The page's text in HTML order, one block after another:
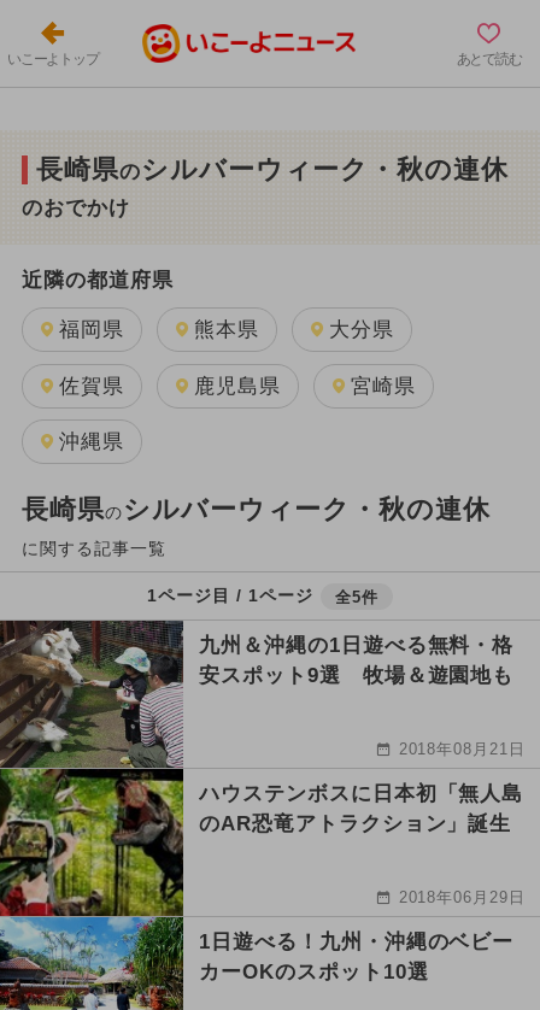
いこーよトップ あとで読む
長崎県のシルバーウィーク・秋の連休
のおでかけ
近隣の都道府県
福岡県 熊本県 大分県
佐賀県 鹿児島県 宮崎県
沖縄県
長崎県のシルバーウィーク・秋の連休
に関する記事一覧
1ページ目 / 1ページ 全5件
九州＆沖縄の1日遊べる無料・格
安スポット9選 牧場＆遊園地も
2018年08月21日
ハウステンボスに日本初「無人島
のAR恐竜アトラクション」誕生
2018年06月29日
1日遊べる！九州・沖縄のベビー
カーOKのスポット10選